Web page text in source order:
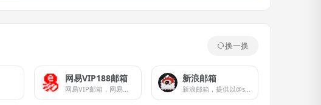
换一换
网易VIP188邮箱
网易VIP邮箱，网易旗下高端邮箱品牌，安全、专业、高效的个人收费邮箱，精英人士必备。
新浪邮箱
新浪邮箱，提供以@sina.com和@sina.cn为后缀的免费邮箱。